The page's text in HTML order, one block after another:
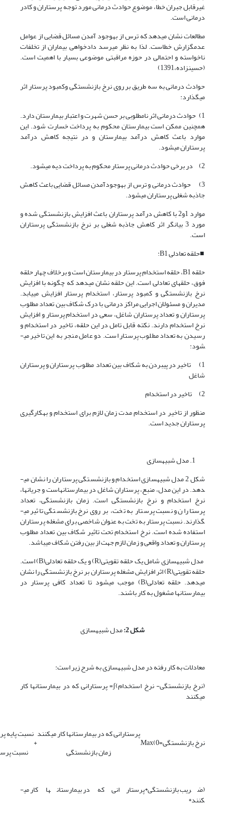
غیرقابل جبران خطا، موضوع حوادث درمانی مورد توجه پرستاران و کادر
درمانی است.
مطالعات نشان می­دهد که ترس از به­وجود آمدن مسائل قضایی از عوامل
عدم­گزارش خطاست. لذا به نظر می­رسد دادخواهی بیماران از تخلفات
ناخواسته و احتمالی در حوزه مراقبتی موضوعی بسیار با اهمیت است.
(حسین­زاده،1391)
حوادث درمانی به سه طریق بر روی نرخ بازنشستگی وکمبود پرستار اثر
می­گذارد:
1) حوادث درمانی اثر نامطلوبی بر حسن شهرت و اعتبار بیمارستان دارد.
همچنین ممکن است بیمارستان محکوم به پرداخت خسارت شود. این
موارد باعث کاهش درآمد بیمارستان و در نتیجه کاهش درآمد
پرستاران می­شود.
2) در برخی حوادث درمانی پرستار محکوم به پرداخت دیه می­شود.
3) حوادث درمانی و ترس از به­وجود­آمدن مسائل قضایی باعث کاهش
جاذبه شغلی پرستاران می­شود.
موارد 1و2 با کاهش درآمد پرستاران باعث افزایش بازنشستگی شده و
مورد 3 بیانگر اثر کاهش جاذبه شغلی بر نرخ بازنشستگی پرستاران
است.
■حلقه تعادلی B1:
حلقه B1، حلقه استخدام پرستار در بیمارستان است و برخلاف چهار حلقه
فوق، حلقه­ای تعادلی است. این حلقه نشان می­دهد که چگونه با افزایش
نرخ بازنشستگی و کمبود پرستار، استخدام پرستار افزایش می­یابد.
مدیران و مسئولان اجرایی مراکز درمانی با درک شکاف بین تعداد مطلوب
پرستاران و تعداد پرستاران شاغل، سعی در استخدام پرستار و افزایش
نرخ استخدام دارند. نکته قابل تامل در این حلقه، تاخیر در استخدام و
رسیدن به تعداد مطلوب پرستار است. دو عامل منجر به این تاخیر می­
شود:
1) تاخیر در پی­بردن به شکاف بین تعداد مطلوب پرستاران و پرستاران
شاغل
2) تاخیر در استخدام
منظور از تاخیر در استخدام مدت زمان لازم برای استخدام و به­کارگیری
پرستاران جدید است.
مدل شبیه­سازی
شکل 2 مدل شبیه­سازی استخدام و بازنشستگی پرستاران را نشان می­
دهد. در این مدل، منبع، پرستاران شاغل در بیمارستان­هاست و جریان­ها،
نرخ استخدام و نرخ بازنشستگی است. زمان بازنشستگی، تعداد
پرستاران و نسبت پرستار به تخت، بر روی نرخ بازنشستگی تاثیر می­
گذارند. نسبت پرستار به تخت به عنوان شاخصی برای مشغله پرستاران
استفاده شده است. نرخ استخدام تحت تاثیر شکاف بین تعداد مطلوب
پرستاران و تعداد واقعی و زمان لازم جهت از بین رفتن شکاف می­باشد.
مدل شبیه­سازی شامل یک حلقه تقویتی(R) و یک حلقه تعادلی(B) است.
حلقه تقویتی(R) اثر افزایش مشغله پرستاران بر نرخ بازنشستگی را نشان
می­دهد. حلقه تعادلی(B) موجب می­شود تا تعداد کافی پرستار در
بیمارستان­ها مشغول به کار باشند.
شکل 2: مدل شبیه­سازی
معادلات به کار رفته در مدل شبیه­سازی به شرح زیر است:
(نرخ بازنشستگی- نرخ استخدام)ʃ= پرستارانی که در بیمارستان­ها کار
می­کنند
نرخ بازنشستگی=
Max(0,
پرستارانی که در بیمارستان­ها کار می­کنند
+
نسبت پایه
زمان بازنشستگی
نسبت
(ضریب بازنشستگی*پرستارانی که در بیمارستان­ها کار می­
کنند*